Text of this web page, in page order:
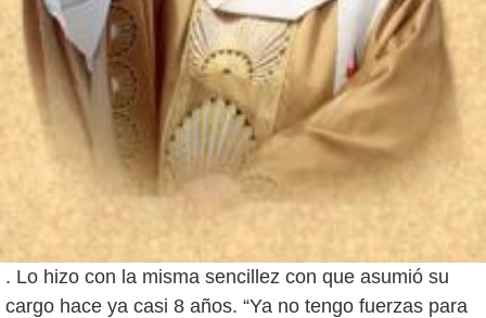
. Lo hizo con la misma sencillez con que asumió su
cargo hace ya casi 8 años. “Ya no tengo fuerzas para